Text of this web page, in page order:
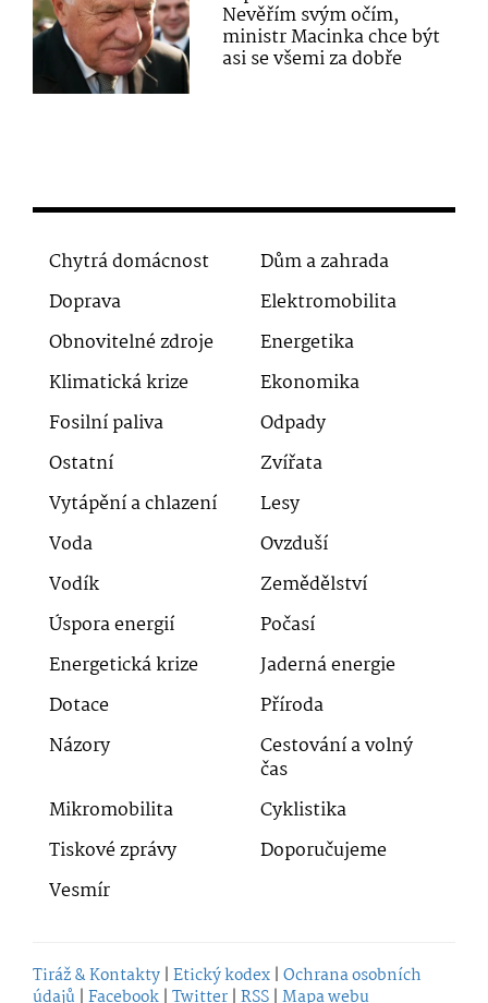
Nevěřím svým očím,
ministr Macinka chce být
asi se všemi za dobře
Chytrá domácnost
Dům a zahrada
Doprava
Elektromobilita
Obnovitelné zdroje
Energetika
Klimatická krize
Ekonomika
Fosilní paliva
Odpady
Ostatní
Zvířata
Vytápění a chlazení
Lesy
Voda
Ovzduší
Vodík
Zemědělství
Úspora energií
Počasí
Energetická krize
Jaderná energie
Dotace
Příroda
Názory
Cestování a volný
čas
Mikromobilita
Cyklistika
Tiskové zprávy
Doporučujeme
Vesmír
Tiráž & Kontakty | Etický kodex | Ochrana osobních
údajů | Facebook | Twitter | RSS | Mapa webu